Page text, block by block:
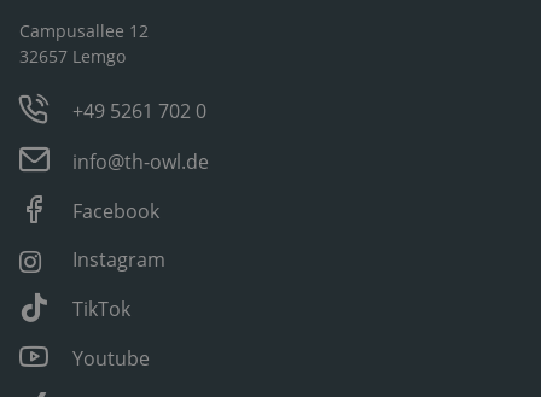
Campusallee 12
32657 Lemgo
+49 5261 702 0
info@th-owl.de
Facebook
Instagram
TikTok
Youtube